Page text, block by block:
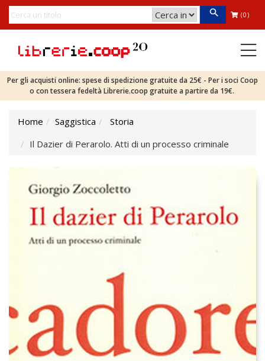
(0)
Per gli acquisti online: spese di spedizione gratuite da 25€ - Per i soci Coop
o con tessera fedeltà Librerie.coop gratuite a partire da 19€.
Home Saggistica
Storia
Il Dazier di Perarolo. Atti di un processo criminale